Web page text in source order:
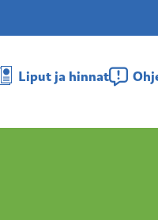
Liput ja hinnat